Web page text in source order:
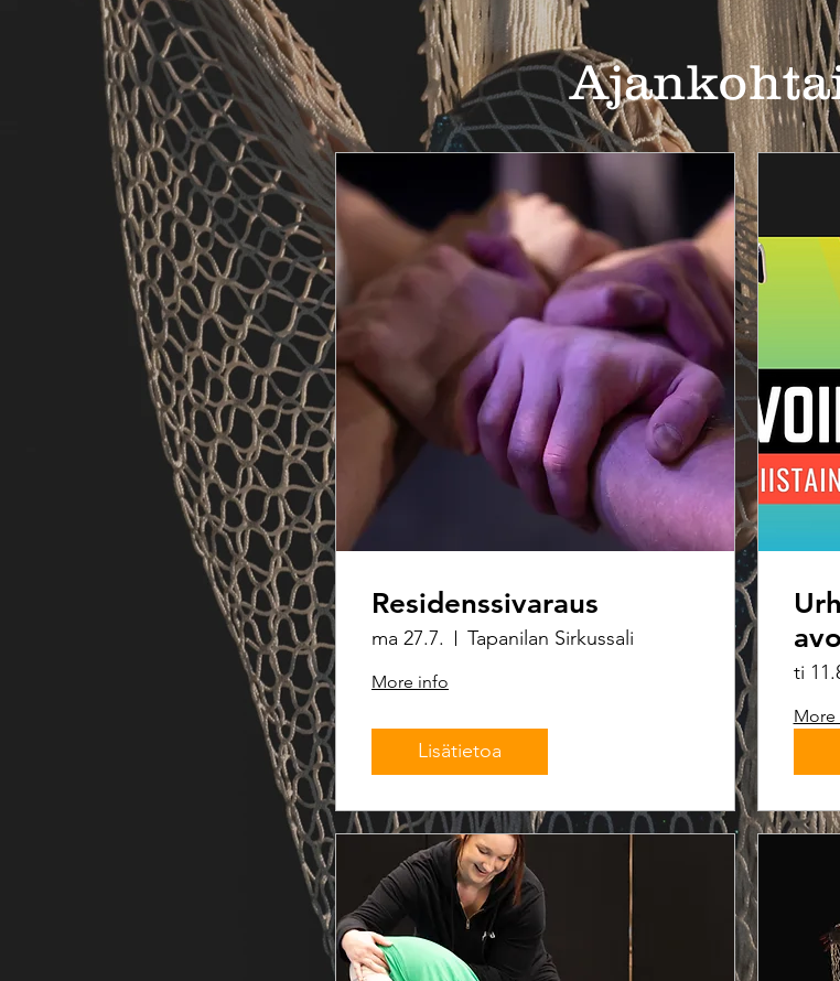
Residenssivaraus
ma 27.7. Tapanilan Sirkussali
More info
Lisätietoa
ti
More